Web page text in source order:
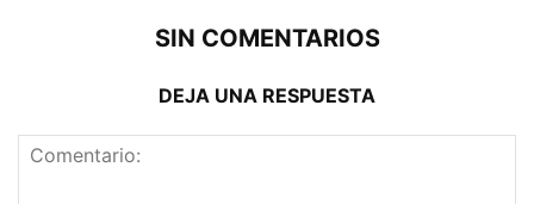
SIN COMENTARIOS
DEJA UNA RESPUESTA